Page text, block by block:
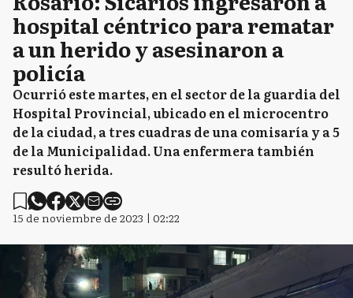
hospital céntrico para rematar
a un herido y asesinaron a
policía
Ocurrió este martes, en el sector de la guardia del
Hospital Provincial, ubicado en el microcentro
de la ciudad, a tres cuadras de una comisaría y a 5
de la Municipalidad. Una enfermera también
resultó herida.
15 de noviembre de 2023 | 02:22